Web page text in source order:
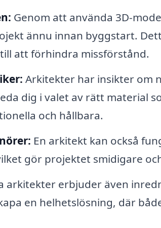
Genom att använda 3D-
ännu innan byggstart.
att förhindra missförstånd.
Arkitekter har insikter om
dig i valet av rätt material
och hållbara.
En arkitekt kan också
gör projektet smidigare
arkitekter erbjuder även
en helhetslösning, där